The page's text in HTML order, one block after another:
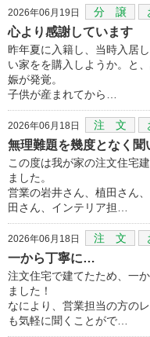
2026年06月19日 分 譲
心より感謝しています
昨年夏に入籍し、当時入居
い家をを購入しようか。と
娠が発覚。
子供が産まれてから…
2026年06月18日 注 文
無理難題を幾度となく聞
この度は我が家の注文住宅
ました。
営業の岩井さん、植田さん
田さん、インテリア担…
2026年06月18日 注 文
一から丁寧に…
注文住宅で建てたため、一
ました！
なにより、営業担当の方の
も気軽に聞くことがで…